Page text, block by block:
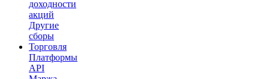
доходности
акций
Другие
сборы
Торговля
Платформы
API